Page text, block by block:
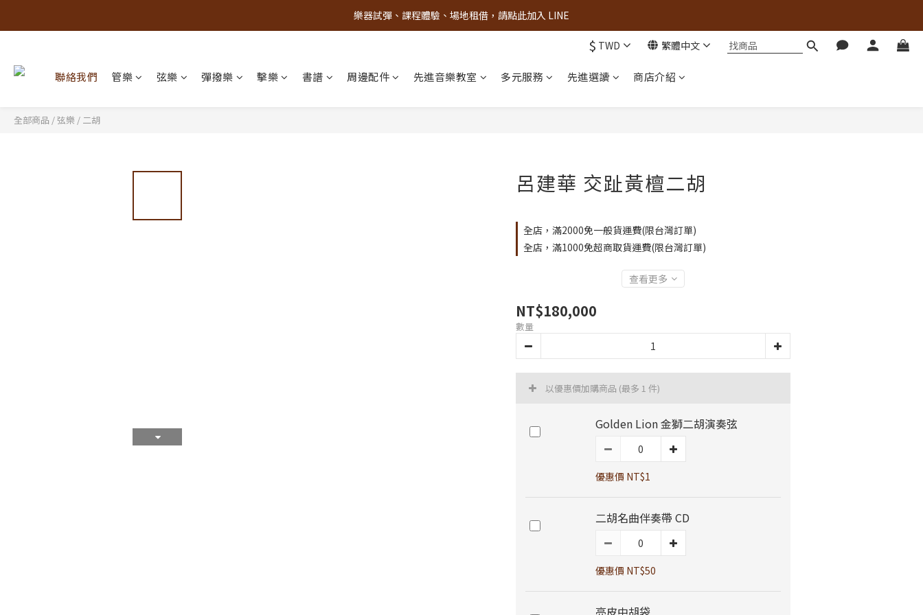
古亭門市 + 先進音樂教室週末假日皆有營業
樂器試彈、課程體驗、場地租借，請點此加入 LINE
$ TWD 繁體中文
聯絡我們 管樂 弦樂 彈撥樂 擊樂 書譜 周邊配件 先進音樂教室 多元服務 先進選讀 商店介紹
全部商品 /弦樂 / 二胡
呂建華 交趾黃檀二胡
全店，滿2000免一般貨運費(限台灣訂單)
全店，滿1000免超商取貨運費(限台灣訂單)
查看更多
NT$180,000
數量
以優惠價加購商品 (最多 1 件)
Golden Lion 金獅二胡演奏弦
優惠價 NT$1
二胡名曲伴奏帶 CD
優惠價 NT$50